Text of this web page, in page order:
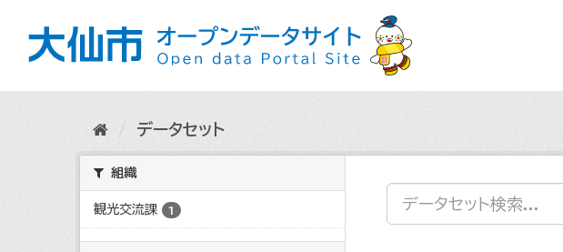
データセット
組織
観光交流課 1